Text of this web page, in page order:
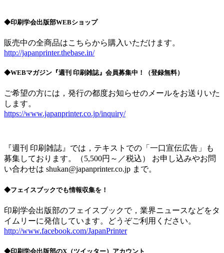
◆印刷学会出版部WEBショップ
販売中の全商品はこちらから購入いただけます。
http://japanprinter.thebase.in/
◆WEBマガジン『週刊 印刷雑誌』会員募集中！（登録無料）
ご希望の方には，発行の都度お知らせのメールをお送りいた
します。
https://www.japanprinter.co.jp/inquiry/
『週刊 印刷雑誌』では，テキストでの「一口宣伝広告」も
募集しております。（5,500円～／税込） お申し込みやお問
い合わせは shukan@japanprinter.co.jp まで。
◆フェイスブックでも情報収集を！
印刷学会出版部のフェイスブックで，業界ニュースなどをタ
イムリーに発信しています。どうぞご利用ください。
http://www.facebook.com/JapanPrinter
◆印刷学会出版部のX（ツイッター）アカウント